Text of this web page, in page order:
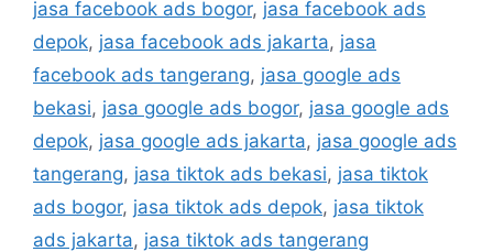
jasa facebook ads bogor, jasa facebook ads
depok, jasa facebook ads jakarta, jasa
facebook ads tangerang, jasa google ads
bekasi, jasa google ads bogor, jasa google ads
depok, jasa google ads jakarta, jasa google ads
tangerang, jasa tiktok ads bekasi, jasa tiktok
ads bogor, jasa tiktok ads depok, jasa tiktok
ads jakarta, jasa tiktok ads tangerang